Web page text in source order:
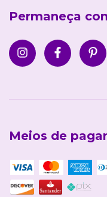
Permaneça
Meios de